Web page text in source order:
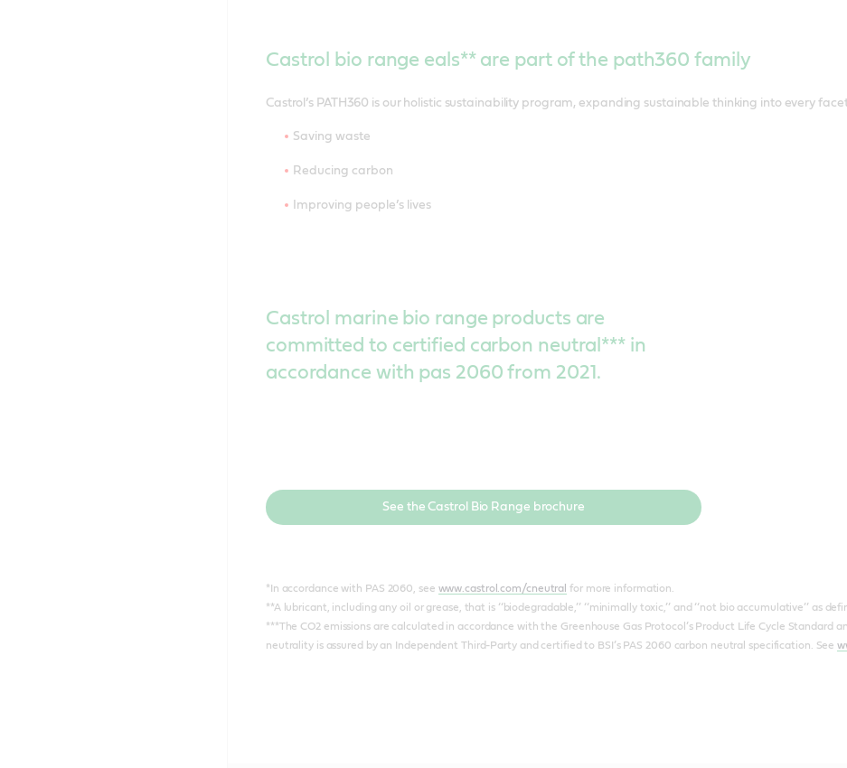
Castrol bio range eals** are part of the path360 family
Castrol’s PATH360 is our holistic sustainability program, expanding sustainable thinking into every
Saving waste
Reducing carbon
Improving people’s lives
Castrol marine bio range products are
committed to certified carbon neutral*** in
accordance with pas 2060 from 2021.
See the Castrol Bio Range brochure
*In accordance with PAS 2060, see www.castrol.com/cneutral for more information.
**A lubricant, including any oil or grease, that is ‘‘biodegradable,’’ ‘‘minimally toxic,’’ and ‘‘not bio accumulative’’ as
***The CO2 emissions are calculated in accordance with the Greenhouse Gas Protocol’s Product Life Cycle Standard
neutrality is assured by an Independent Third-Party and certified to BSI’s PAS 2060 carbon neutral specification. See